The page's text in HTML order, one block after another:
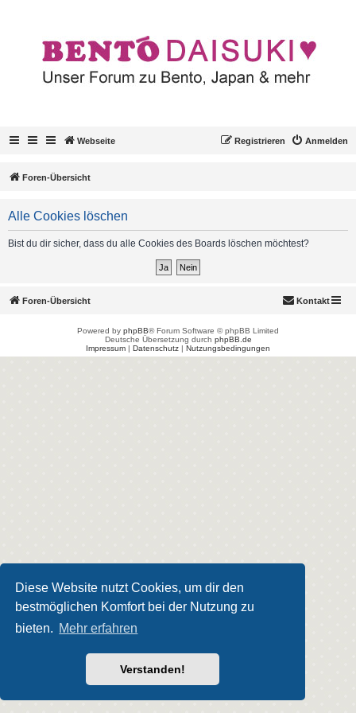
Diese Website nutzt Cookies, um dir den
bestmöglichen Komfort bei der Nutzung zu
bieten. Mehr erfahren
Verstanden!
Webseite Anmelden
Registrieren
Foren-Übersicht
Alle Cookies löschen
Bist du dir sicher, dass du alle Cookies des Boards löschen möchtest?
Foren-Übersicht Kontakt
Powered by phpBB® Forum Software © phpBB Limited
Deutsche Übersetzung durch phpBB.de
Impressum | Datenschutz | Nutzungsbedingungen